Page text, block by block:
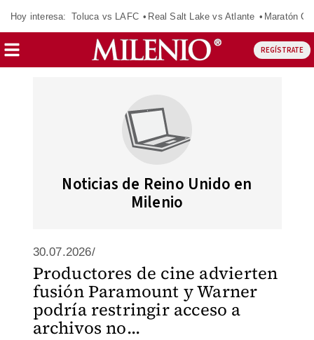
Hoy interesa: Toluca vs LAFC Real Salt Lake vs Atlante Maratón
REGÍSTRATE
Noticias de Reino Unido en
Milenio
30.07.2026/
Productores de cine advierten
fusión Paramount y Warner
podría restringir acceso a
archivos no...